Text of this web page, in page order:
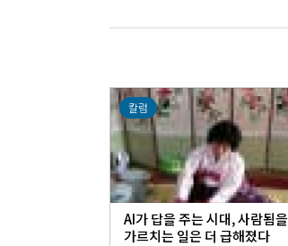
AI가 답을 주는 시대, 사람됨을
가르치는 일은 더 급해졌다
칼럼